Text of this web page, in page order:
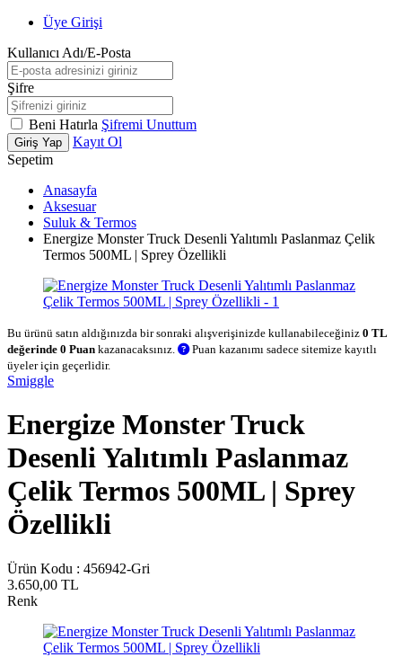
Üye Girişi
Kullanıcı Adı/E-Posta
Şifre
Beni Hatırla Şifremi Unuttum
Giriş Yap
Kayıt Ol
Sepetim
Anasayfa
Aksesuar
Suluk & Termos
Energize Monster Truck Desenli Yalıtımlı Paslanmaz Çelik
Termos 500ML | Sprey Özellikli
Bu ürünü satın aldığınızda bir sonraki alışverişinizde kullanabileceğiniz 0 TL
değerinde 0 Puan kazanacaksınız.
Puan kazanımı sadece sitemize kayıtlı
üyeler için geçerlidir.
Smiggle
Energize Monster Truck
Desenli Yalıtımlı Paslanmaz
Çelik Termos 500ML | Sprey
Özellikli
Ürün Kodu : 456942-Gri
3.650,00 TL
Renk